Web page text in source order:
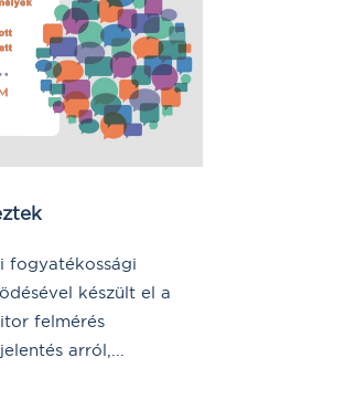
fogyatékossági
készült el a
felmérés
arról,...